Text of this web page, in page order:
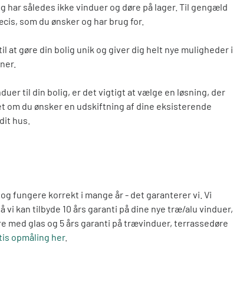
har således ikke vinduer og døre på lager. Til gengæld
som du ønsker og har brug for.
at gøre din bolig unik og giver dig helt nye muligheder i
til din bolig, er det vigtigt at vælge en løsning, der
om du ønsker en udskiftning af dine eksisterende
hus.
fungere korrekt i mange år - det garanterer vi. Vi
kan tilbyde 10 års garanti på dine nye træ/alu vinduer,
med glas og 5 års garanti på trævinduer, terrassedøre
opmåling her.